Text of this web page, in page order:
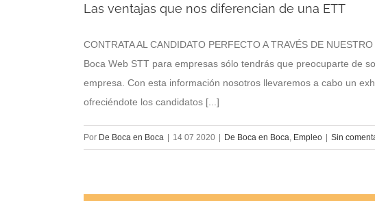
Las ventajas que nos diferencian de una ETT
CONTRATA AL CANDIDATO PERFECTO A TRAVÉS DE
Boca Web STT para empresas sólo tendrás que preocuparte de
empresa. Con esta información nosotros llevaremos a cabo un
ofreciéndote los candidatos [...]
Por De Boca en Boca | 14 07 2020 | De Boca en Boca Empleo | Sin